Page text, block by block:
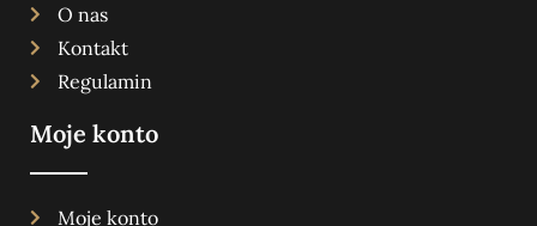
O nas
Kontakt
Regulamin
Moje konto
Moje konto